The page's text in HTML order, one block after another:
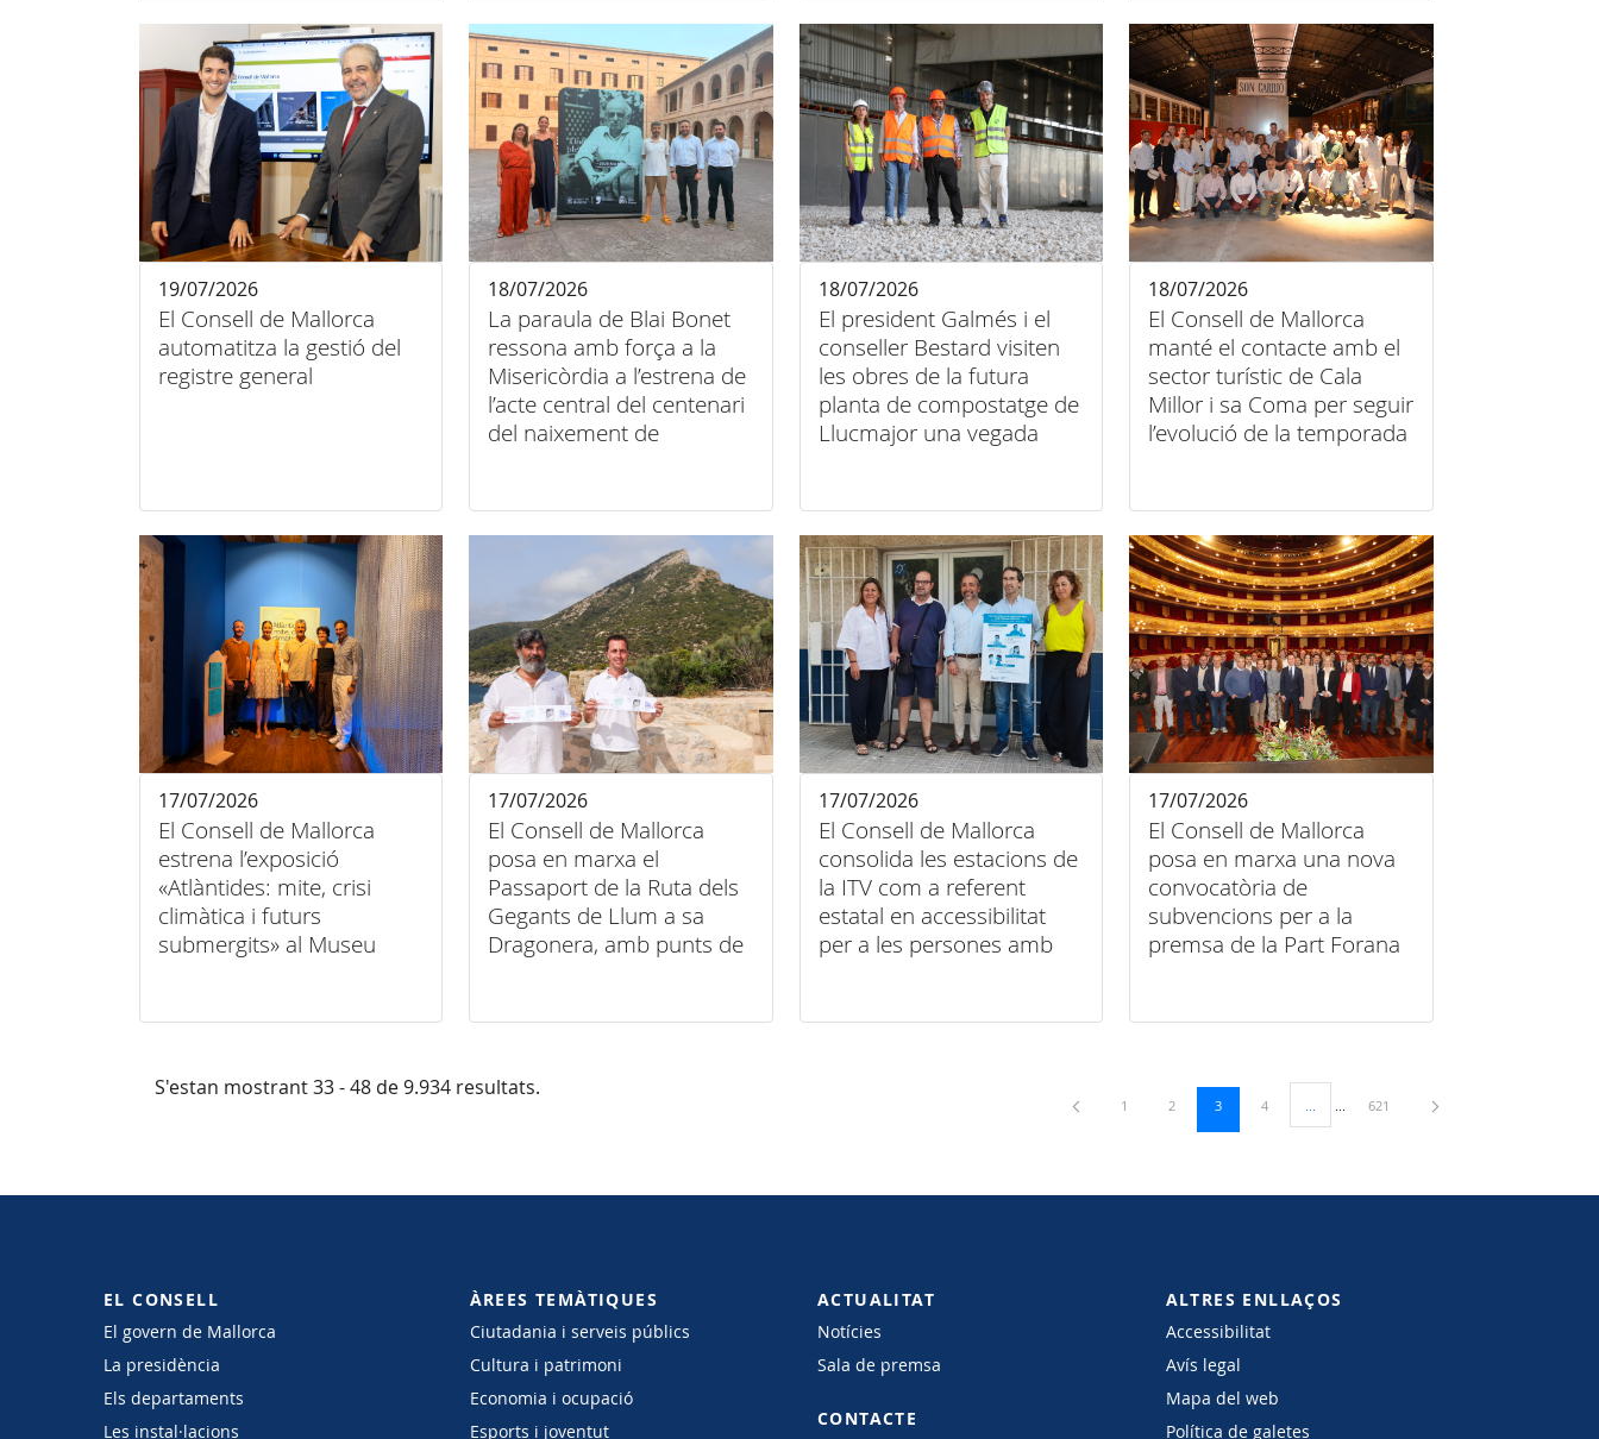
El Consell de Mallorca
automatitza la gestió del
registre general
19/07/2026
La paraula de Blai Bonet
ressona amb força a la
Misericòrdia a l’estrena de
l’acte central del centenari
del naixement de
18/07/2026
El president Galmés i el
conseller Bestard visiten
les obres de la futura
planta de compostatge de
Llucmajor una vegada
infraestructura, finançada
amb fons Next Generation
18/07/2026
El Consell de Mallorca
manté el contacte amb el
sector turístic de Cala
Millor i sa Coma per seguir
l’evolució de la temporada
18/07/2026
El Consell de Mallorca
estrena l’exposició
«Atlàntides: mite, crisi
climàtica i futurs
submergits» al Museu
Festival
17/07/2026
El Consell de Mallorca
posa en marxa el
Passaport de la Ruta dels
Gegants de Llum a sa
Dragonera, amb punts de
l’illa
17/07/2026
El Consell de Mallorca
consolida les estacions de
la ITV com a referent
estatal en accessibilitat
per a les persones amb
17/07/2026
El Consell de Mallorca
posa en marxa una nova
convocatòria de
subvencions per a la
premsa de la Part Forana
17/07/2026
S'estan mostrant 33 - 48 de 9.934 resultats.
Pàgina
1 Pàgina
2 Pàgina
3 Pàgina
4 Pàgines intermèdies Utilitzeu TAB per navegar.
Pàgina
621
EL CONSELL
El govern de Mallorca
La presidència
Els departaments
Les instal·lacions
ÀREES TEMÀTIQUES
Ciutadania i serveis públics
Cultura i patrimoni
Economia i ocupació
Esports i joventut
ACTUALITAT
Notícies
Sala de premsa
CONTACTE
ALTRES ENLLAÇOS
Accessibilitat
Avís legal
Mapa del web
Política de galetes